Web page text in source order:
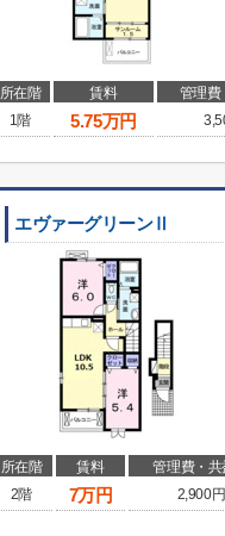
所在階 賃料 管理費
1階
5.75万円
エヴァーグリーンⅡ
所在階 賃料 管理費・共
2階
7万円 2,900円